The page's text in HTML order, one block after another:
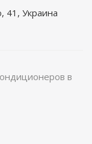
41, Украина
в